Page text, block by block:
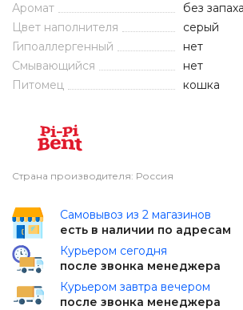
Аромат
без запаха
Цвет наполнителя
серый
Гипоаллергенный
нет
Смывающийся
нет
Питомец
кошка
Страна производителя: Россия
Самовывоз из 2 магазинов
есть в наличии по адресам
Курьером сегодня
после звонка менеджера
Курьером завтра вечером
после звонка менеджера